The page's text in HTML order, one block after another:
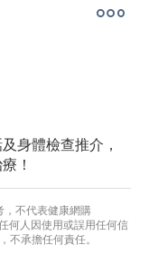
身體檢查推介，
！
，不代表健康網購
何人因使用或誤用任何信
不承擔任何責任。